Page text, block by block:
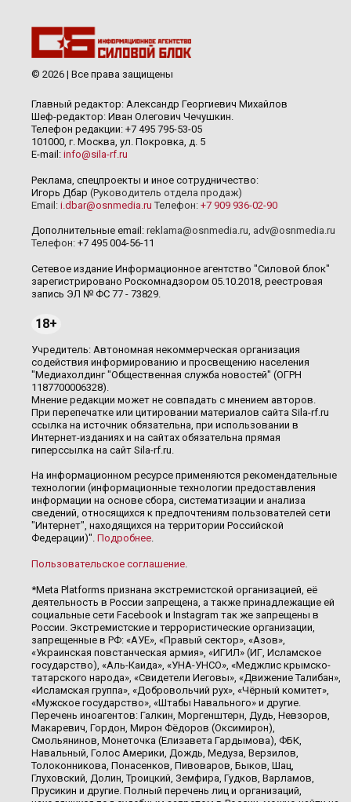
© 2026 | Все права защищены
Главный редактор: Александр Георгиевич Михайлов
Шеф-редактор: Иван Олегович Чечушкин.
Телефон редакции: +7 495 795-53-05
101000, г. Москва, ул. Покровка, д. 5
E-mail: info@sila-rf.ru
Реклама, спецпроекты и иное сотрудничество:
Игорь Дбар (Руководитель отдела продаж)
Email: i.dbar@osnmedia.ru Телефон: +7 909 936-02-90
Дополнительные email: reklama@osnmedia.ru, adv@osnmedia.ru
Телефон: +7 495 004-56-11
Сетевое издание Информационное агентство "Силовой блок"
зарегистрировано Роскомнадзором 05.10.2018, реестровая
запись ЭЛ № ФС 77 - 73829.
18+
Учредитель: Автономная некоммерческая организация
содействия информированию и просвещению населения
"Медиахолдинг "Общественная служба новостей" (ОГРН
1187700006328).
Мнение редакции может не совпадать с мнением авторов.
При перепечатке или цитировании материалов сайта Sila-rf.ru
ссылка на источник обязательна, при использовании в
Интернет-изданиях и на сайтах обязательна прямая
гиперссылка на сайт Sila-rf.ru.
На информационном ресурсе применяются рекомендательные
технологии (информационные технологии предоставления
информации на основе сбора, систематизации и анализа
сведений, относящихся к предпочтениям пользователей сети
"Интернет", находящихся на территории Российской
Федерации)". Подробнее.
Пользовательское соглашение.
*Meta Platforms признана экстремистской организацией, её
деятельность в России запрещена, а также принадлежащие ей
социальные сети Facebook и Instagram так же запрещены в
России. Экстремистские и террористические организации,
запрещенные в РФ: «АУЕ», «Правый сектор», «Азов»,
«Украинская повстанческая армия», «ИГИЛ» (ИГ, Исламское
государство), «Аль-Каида», «УНА-УНСО», «Меджлис крымско-
татарского народа», «Свидетели Иеговы», «Движение Талибан»,
«Исламская группа», «Добровольчий рух», «Чёрный комитет»,
«Мужское государство», «Штабы Навального» и другие.
Перечень иноагентов: Галкин, Моргенштерн, Дудь, Невзоров,
Макаревич, Гордон, Мирон Фёдоров (Оксимирон),
Смольянинов, Монеточка (Елизавета Гардымова), ФБК,
Навальный, Голос Америки, Дождь, Медуза, Верзилов,
Толоконникова, Понасенков, Пивоваров, Быков, Шац,
Глуховский, Долин, Троицкий, Земфира, Гудков, Варламов,
Прусикин и другие. Полный перечень лиц и организаций,